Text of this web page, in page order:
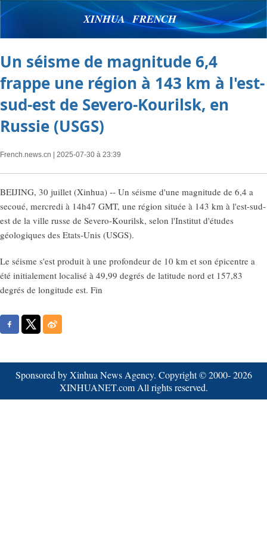
XINHUA FRENCH
Un séisme de magnitude 6,4
frappe une région à 143 km à l'est-
sud-est de Severo-Kourilsk, en
Russie (USGS)
French.news.cn | 2025-07-30 à 23:39
BEIJING, 30 juillet (Xinhua) -- Un séisme d'une magnitude de 6,4 a
secoué, mercredi à 14h47 GMT, une région située à 143 km à l'est-sud-
est de la ville russe de Severo-Kourilsk, selon l'Institut d'études
géologiques des Etats-Unis (USGS).
Le séisme s'est produit à une profondeur de 10 km et son épicentre a
été initialement localisé à 49,99 degrés de latitude nord et 157,83
degrés de longitude est. Fin
Sponsored by Xinhua News Agency. Copyright © 2000-2026
XINHUANET.com All rights reserved.